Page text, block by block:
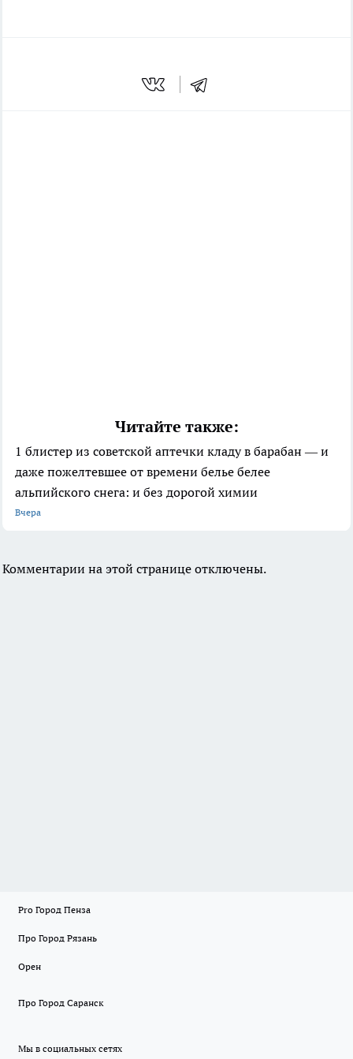
Читайте также:
1 блистер из советской аптечки кладу в барабан — и
даже пожелтевшее от времени белье белее
альпийского снега: и без дорогой химии
Вчера
Комментарии на этой странице отключены.
Pro Город Пенза
Про Город Рязань
Орен
Про Город Саранск
Мы в социальных сетях